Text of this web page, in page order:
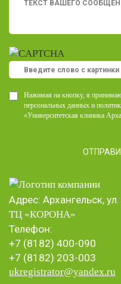
Нажимая на кнопку, я
персональных данных и
«Университетская клиника
Адрес: Архангельск,
ТЦ «КОРОНА»
Телефон:
+7 (8182) 400-090
+7 (8182) 203-003
ukregistrator@yandex.ru